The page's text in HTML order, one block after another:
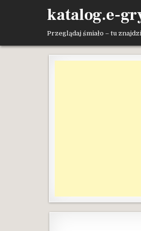
katalog.e-
Przeglądaj śmiało – tu